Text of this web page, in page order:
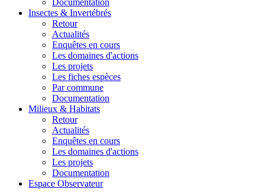
Insectes & Invertébrés
Retour
Actualités
Enquêtes en cours
Les domaines d'actions
Les projets
Les fiches espèces
Par commune
Documentation
Milieux & Habitats
Retour
Actualités
Enquêtes en cours
Les domaines d'actions
Les projets
Documentation
Espace Observateur